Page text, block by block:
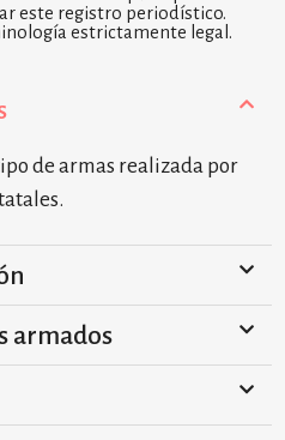
este registro periodístico.
estrictamente legal.
de armas realizada por
armados